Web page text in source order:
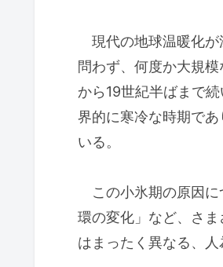
現代の地球温暖化が
問わず、何度か大規
から19世紀半ばまで
界的に寒冷な時期で
いる。
この小氷期の原因に
環の変化」など、さ
はまったく異なる、